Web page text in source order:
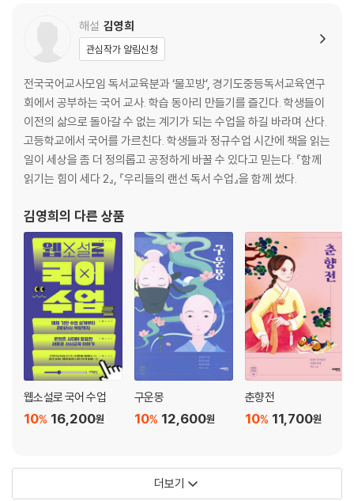
해설 김영희
관심작가 알림신청
전국국어교사모임 독서교육분과 ‘물꼬방’, 경기도중등독서교육연구
회에서 공부하는 국어 교사. 학습 동아리 만들기를 즐긴다. 학생들이
이전의 삶으로 돌아갈 수 없는 계기가 되는 수업을 하길 바라며 산다.
고등학교에서 국어를 가르친다. 학생들과 정규수업 시간에 책을 읽는
일이 세상을 좀 더 정의롭고 공정하게 바꿀 수 있다고 믿는다. 『함께
읽기는 힘이 세다 2』, 『우리들의 랜선 독서 수업』을 함께 썼다.
김영희의 다른 상품
웹소설로 국어 수업
16,200원
10%
구운몽
12,600원
10%
춘향전
11,700원
10%
더보기